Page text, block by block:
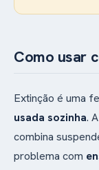
Como usar
Extinção é uma
usada sozinha.
combina
problema com